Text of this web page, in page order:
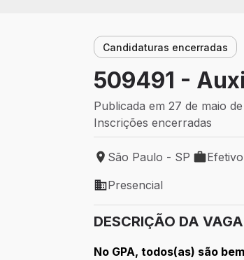
Candidaturas encerradas
509491 -
Publicada em 27 de maio
Inscrições encerradas
Local de trabalho: São
São Paulo - SP
Tipo de
Efetivo
Modelo de trabalho:
Presencial
DESCRIÇÃO DA VAGA
No GPA, todos(as) são